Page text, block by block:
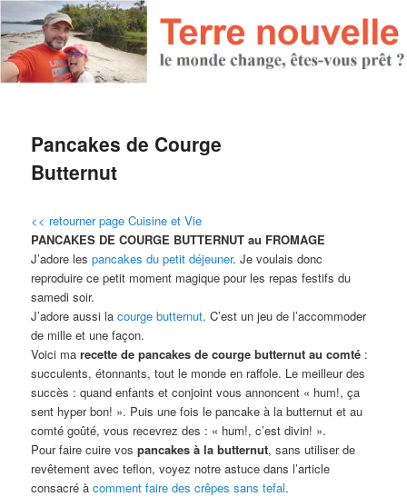
Pancakes de Courge
Butternut
<< retourner page Cuisine et Vie
PANCAKES DE COURGE BUTTERNUT au FROMAGE
J’adore les pancakes du petit déjeuner. Je voulais donc
reproduire ce petit moment magique pour les repas festifs du
samedi soir.
J’adore aussi lacourge butternut. C’est un jeu de l’accommoder
de mille et une façon.
Voici marecette de pancakes de courge butternut au comté :
succulents, étonnants, tout le monde en raffole. Le meilleur des
succès : quand enfants et conjoint vous annoncent « hum!, ça
sent hyper bon! ». Puis une fois le pancake à la butternut et au
comté goûté, vous recevrez des : « hum!, c’est divin! ».
Pour faire cuire vospancakes à la butternut, sans utiliser de
revêtement avec teflon, voyez notre astuce dans l’article
consacré àcomment faire des crêpes sans tefal.